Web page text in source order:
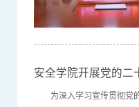
安全学院开展党的二
为深入学习宣传贯彻党